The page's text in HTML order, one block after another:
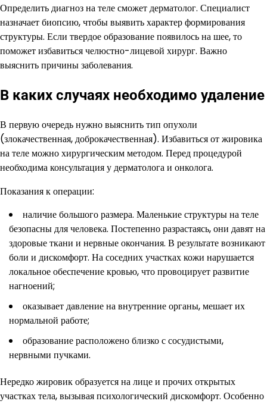
Определить диагноз на теле сможет дерматолог. Специалист
назначает биопсию, чтобы выявить характер формирования
структуры. Если твердое образование появилось на шее, то
поможет избавиться челюстно-лицевой хирург. Важно
выяснить причины заболевания.
В каких случаях необходимо удаление
В первую очередь нужно выяснить тип опухоли
(злокачественная, доброкачественная). Избавиться от жировика
на теле можно хирургическим методом. Перед процедурой
необходима консультация у дерматолога и онколога.
Показания к операции:
наличие большого размера. Маленькие структуры на теле
безопасны для человека. Постепенно разрастаясь, они давят на
здоровые ткани и нервные окончания. В результате возникают
боли и дискомфорт. На соседних участках кожи нарушается
локальное обеспечение кровью, что провоцирует развитие
нагноений;
оказывает давление на внутренние органы, мешает их
нормальной работе;
образование расположено близко с сосудистыми,
нервными пучками.
Нередко жировик образуется на лице и прочих открытых
участках тела, вызывая психологический дискомфорт. Особенно